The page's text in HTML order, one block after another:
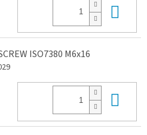
ISO7380 M6x16